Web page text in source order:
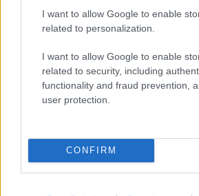
I want to allow Google to enable
related to personalization.
I want to allow Google to enable
related to security, including
functionality and fraud prevention,
user protection.
CONFIRM
Martina Agostina Diturco
I nostri cari
I nostri cari